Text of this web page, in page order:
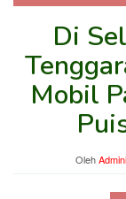
Di
Mobil
Oleh